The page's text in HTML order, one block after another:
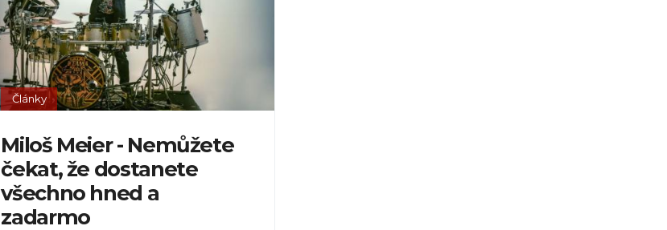
Články
Miloš Meier - Nemůžete
čekat, že dostanete
všechno hned a
zadarmo